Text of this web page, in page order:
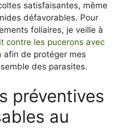
satisfaisantes, même
défavorables. Pour
foliaires, je veille à
contre les pucerons avec
afin de protéger mes
des parasites.
préventives
au